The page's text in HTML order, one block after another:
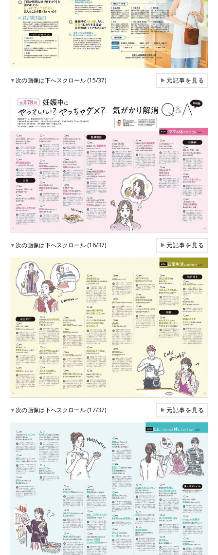
▼次の画像は下へスクロール (15/37) ▶元記事を見る
▼次の画像は下へスクロール (16/37) ▶元記事を見る
▼次の画像は下へスクロール (17/37) ▶元記事を見る